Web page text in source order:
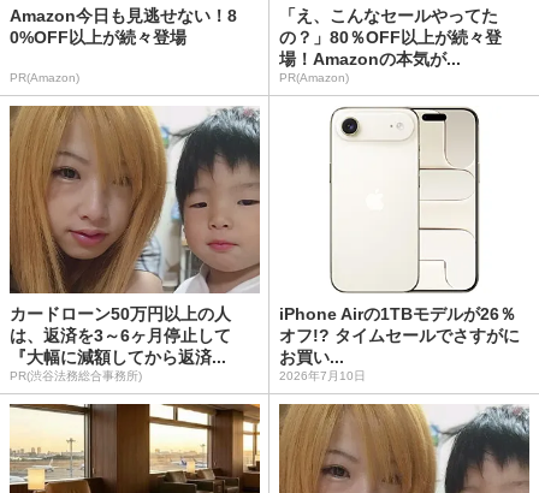
Amazon今日も見逃せない！8
0%OFF以上が続々登場
PR(Amazon)
「え、こんなセールやってた
の？」80％OFF以上が続々登
場！Amazonの本気が...
PR(Amazon)
カードローン50万円以上の人
は、返済を3～6ヶ月停止して
『大幅に減額してから返済...
PR(渋谷法務総合事務所)
iPhone Airの1TBモデルが26％
オフ!? タイムセールでさすがに
お買い...
2026年7月10日